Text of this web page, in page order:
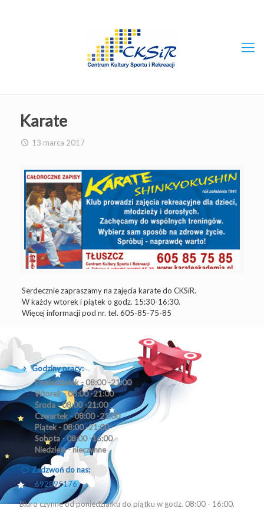
Karate
13 marca 2017
Serdecznie zapraszamy na zajęcia karate do CKSiR.
W każdy wtorek i piątek o godz. 15:30-16:30.
Więcej informacji pod nr. tel. 605-85-75-85
Godziny pracy:
Poniedziałek - 08:00 -21:00
Wtorek - 08:00 -21:00
Środa - 08:00 -21:00
Czwartek - 08:00 -21:00
Piątek - 08:00 -21:00
Sobota - 08:00 -16:00
Niedziela - nieczynne
Zadzwoń do nas:
692895176
Biuro czynne od poniedziałku do piątku w godz. 08:00 - 16:00.